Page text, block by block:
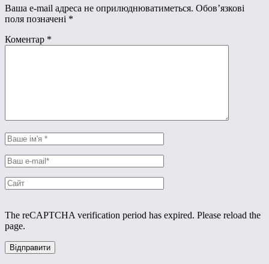
Ваша e-mail адреса не оприлюднюватиметься. Обов’язкові
поля позначені *
Коментар *
The reCAPTCHA verification period has expired. Please reload the
page.